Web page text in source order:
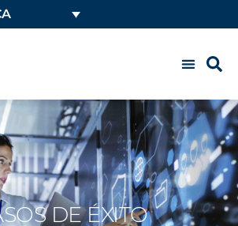
DE ÉXITO